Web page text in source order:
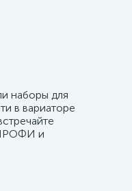
наборы для
в вариаторе
и